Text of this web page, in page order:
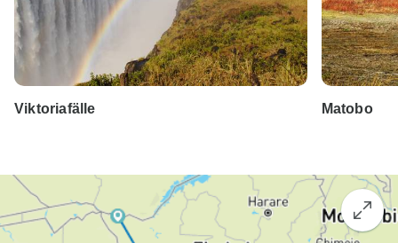
Viktoriafälle Matobo